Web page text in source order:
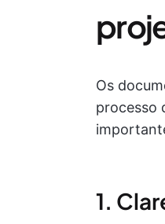
Os
processo
1.